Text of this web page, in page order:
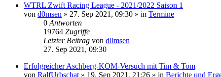
WTRL Zwift Racing League - 2021/2022 Saison 1
von d0msen » 27. Sep 2021, 09:30 » in Termine
0 Antworten
19764 Zugriffe
Letzter Beitrag von d0msen
27. Sep 2021, 09:30
Erfolgreicher Aschberg-KOM-Versuch mit Tim & Tom
von RalfUrbschat » 19. Sep 2021, 21:26 » in Berichte und